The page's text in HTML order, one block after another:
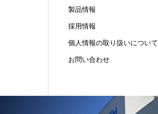
製品情報
採用情報
個人情報の取り扱いについて
お問い合わせ